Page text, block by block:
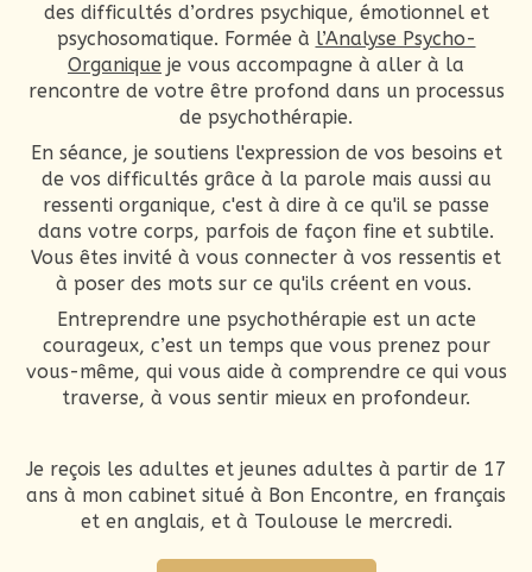
des difficultés d’ordres psychique, émotionnel et
psychosomatique. Formée à l’Analyse Psycho-
Organique je vous accompagne à aller à la
rencontre de votre être profond dans un processus
de psychothérapie.
En séance, je soutiens l'expression de vos besoins et
de vos difficultés grâce à la parole mais aussi au
ressenti organique, c'est à dire à ce qu'il se passe
dans votre corps, parfois de façon fine et subtile.
Vous êtes invité à vous connecter à vos ressentis et
à poser des mots sur ce qu'ils créent en vous.
Entreprendre une psychothérapie est un acte
courageux, c’est un temps que vous prenez pour
vous-même, qui vous aide à comprendre ce qui vous
traverse, à vous sentir mieux en profondeur.
Je reçois les adultes et jeunes adultes à partir de 17
ans à mon cabinet situé à Bon Encontre, en français
et en anglais, et à Toulouse le mercredi.